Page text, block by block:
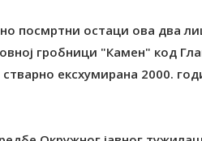
посмртни остаци ова два
гробници "Камен" код
ексхумирана 2000.